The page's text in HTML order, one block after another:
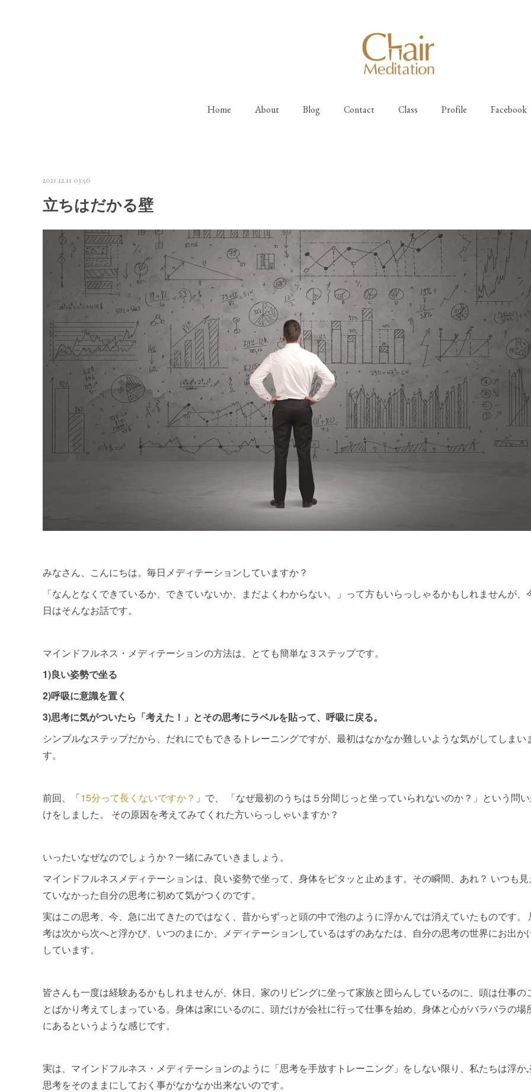
Home About Blog Contact Class Profile Facebook
2021.12.11 03:56
立ちはだかる壁
みなさん、こんにちは。毎日メディテーションしていますか？
「なんとなくできているか、できていないか、まだよくわからない。」って方もいらっしゃるかもしれませんが、
日はそんなお話です。
マインドフルネス・メディテーションの方法は、とても簡単な３ステップです。
1)良い姿勢で坐る
2)呼吸に意識を置く
3)思考に気がついたら「考えた！」とその思考にラベルを貼って、呼吸に戻る。
シンプルなステップだから、だれにでもできるトレーニングですが、最初はなかなか難しいような気がしてしまい
す。
前回、「15分って長くないですか？ 」で、 「なぜ最初のうちは５分間じっと坐っていられないのか？」という問
けをしました。 その原因を考えてみてくれた方いらっしゃいますか？
いったいなぜなのでしょうか？一緒にみていきましょう。
マインドフルネスメディテーションは、良い姿勢で坐って、身体をピタッと止めます。その瞬間、あれ？ いつも
ていなかった自分の思考に初めて気がつくのです。
実はこの思考、今、急に出てきたのではなく、昔からずっと頭の中で泡のように浮かんでは消えていたものです。
考は次から次へと浮かび、いつのまにか、メディテーションしているはずのあなたは、自分の思考の世界にお出か
しています。
皆さんも一度は経験あるかもしれませんが、休日、家のリビングに坐って家族と団らんしているのに、頭は仕事の
とばかり考えてしまっている。身体は家にいるのに、頭だけが会社に行って仕事を始め、身体と心がバラバラの場
にあるというような感じです。
実は、マインドフルネス・メディテーションのように「思考を手放すトレーニング」をしない限り、私たちは浮か
思考をそのままにしておく事がなかなか出来ないのです。